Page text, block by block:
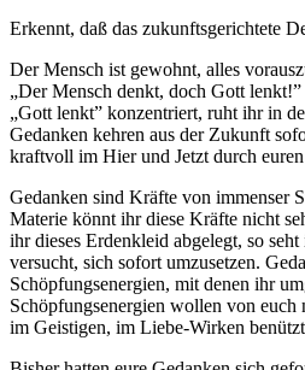
Erkennt, daß das zukunftsgerichtete
Der Mensch ist gewohnt, alles
„Der Mensch denkt, doch Gott
„Gott lenkt” konzentriert, ruht ihr in
Gedanken kehren aus der Zukunft
kraftvoll im Hier und Jetzt durch
Gedanken sind Kräfte von immenser
Materie könnt ihr diese Kräfte nicht
ihr dieses Erdenkleid abgelegt, so
versucht, sich sofort umzusetzen.
Schöpfungsenergien, mit denen ihr
Schöpfungsenergien wollen von euch
im Geistigen, im Liebe-Wirken